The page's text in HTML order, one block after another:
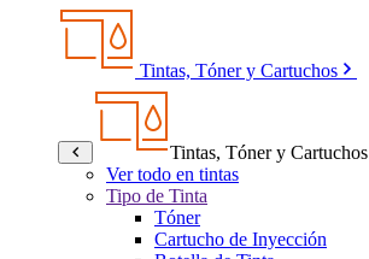
Tintas, Tóner y Cartuchos
Tintas, Tóner y Cartuchos
Ver todo en tintas
Tipo de Tinta
Tóner
Cartucho de Inyección